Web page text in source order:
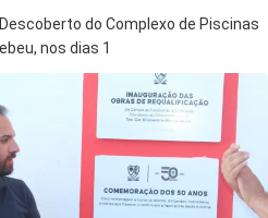
do Complexo de Piscinas
nos dias 1